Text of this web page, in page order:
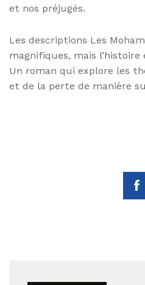
et nos préjugés.
Les descriptions Les
magnifiques, mais
Un roman qui explore les
et de la perte de manière